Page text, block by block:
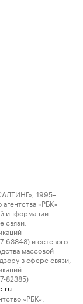
1995–
«РБК»
информации
связи,
63848) и сетевого
массовой
в сфере связи,
82385)
«РБК».